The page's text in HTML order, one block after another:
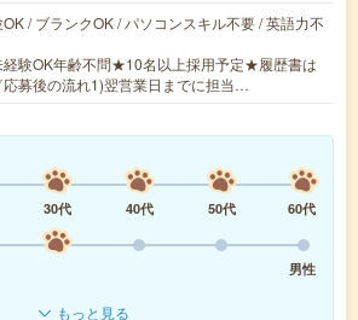
/ ブランクOK / パソコンスキル不要 / 英語力不
経験OK年齢不問★10名以上採用予定★履歴書は
募後の流れ1)翌営業日までに担当…
30代 40代 50代
60代
男性
もっと見る